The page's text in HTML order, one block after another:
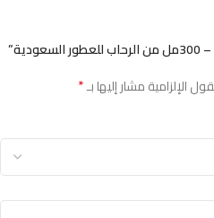
الإلزامية مشار إليها بـ*